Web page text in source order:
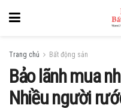
Trang chủ Bất động sản
Bảo lãnh mua
Nhiều người